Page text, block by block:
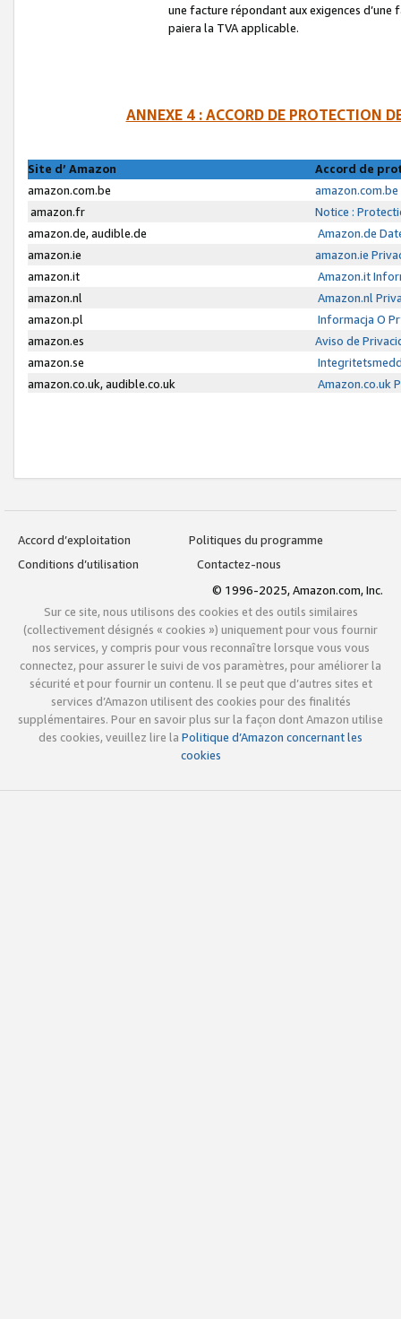
une facture répondant aux exigences
paiera la TVA applicable.
ANNEXE 4 : ACCORD DE PROTECTION
Site d’ Amazon
Accord de
amazon.com.be
amazon.fr
Notice :
amazon.de, audible.de
Amazon.de
amazon.ie
amazon.ie
amazon.it
Amazon.it
amazon.nl
Amazon.nl
amazon.pl
Informacja O
amazon.es
Aviso de
amazon.se
amazon.co.uk, audible.co.uk
Amazon.co.uk
Accord d’exploitation
Politiques du programme
Conditions d’utilisation
Contactez-nous
© 1996-2025, Amazon.com, Inc.
Sur ce site, nous utilisons des cookies et des outils similaires
(collectivement désignés « cookies ») uniquement pour vous fournir
nos services, y compris pour vous reconnaître lorsque vous vous
connectez, pour assurer le suivi de vos paramètres, pour améliorer la
sécurité et pour fournir un contenu. Il se peut que d’autres sites et
services d’Amazon utilisent des cookies pour des finalités
supplémentaires. Pour en savoir plus sur la façon dont Amazon utilise
des cookies, veuillez lire la Politique d’Amazon concernant les
cookies